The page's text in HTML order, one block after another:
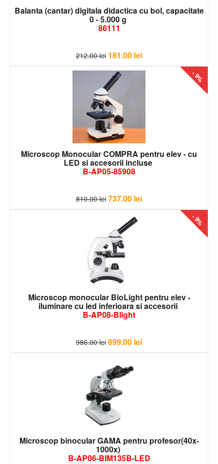
Balanta (cantar) digitala didactica cu bol, capacitate
0 - 5.000 g
86111
212.00 lei 181.00 lei
- 9%
Microscop Monocular COMPRA pentru elev - cu
LED si accesorii incluse
B-AP05-85908
810.00 lei 737.00 lei
- 9%
Microscop monocular BioLight pentru elev -
iluminare cu led inferioara si accesorii
B-AP08-Blight
986.00 lei 899.00 lei
Microscop binocular GAMA pentru profesor(40x-
1000x)
B-AP06-BIM135B-LED